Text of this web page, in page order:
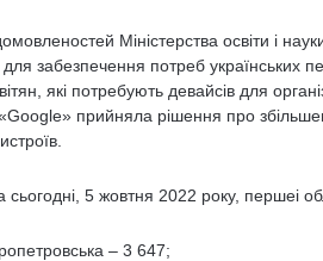
Міністерства освіти і
для забезпечення потреб українських
які потребують девайсів для
прийняла рішення про
5 жовтня 2022 року, першеі
– 3 647;